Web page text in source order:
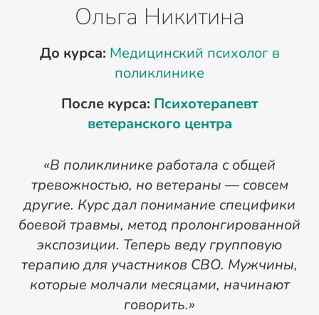
Ольга Никитина
До курса: Медицинский психолог в
поликлинике
После курса: Психотерапевт
ветеранского центра
«В поликлинике работала с общей
тревожностью, но ветераны — совсем
другие. Курс дал понимание специфики
боевой травмы, метод пролонгированной
экспозиции. Теперь веду групповую
терапию для участников СВО. Мужчины,
которые молчали месяцами, начинают
говорить.»